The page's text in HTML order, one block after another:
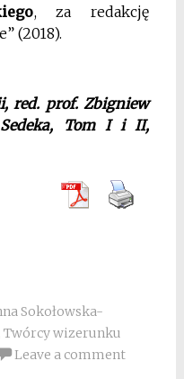
, za redakcję
(2018).
red. prof. Zbigniew
Tom I i II,
Sokołowska-
Twórcy wizerunku
Leave a comment